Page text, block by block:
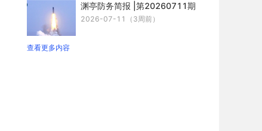
渊亭防务简报 |第20260711期
2026-07-11（3周前）
查看更多内容